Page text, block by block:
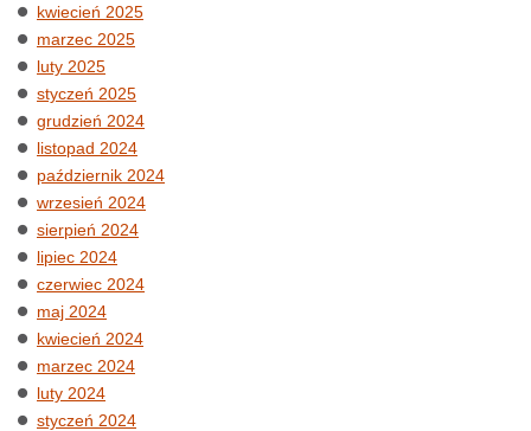
kwiecień 2025
marzec 2025
luty 2025
styczeń 2025
grudzień 2024
listopad 2024
październik 2024
wrzesień 2024
sierpień 2024
lipiec 2024
czerwiec 2024
maj 2024
kwiecień 2024
marzec 2024
luty 2024
styczeń 2024